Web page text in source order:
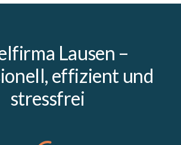
Lausen –
effizient und
stressfrei